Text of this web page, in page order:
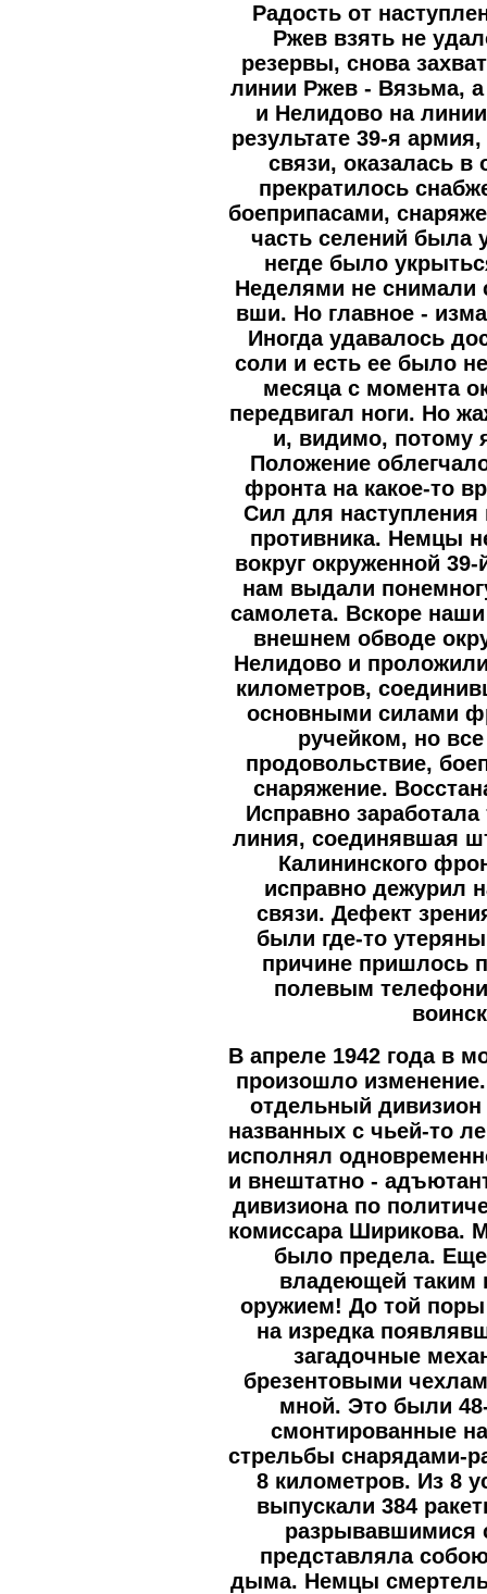
Радость от
Ржев взять не
резервы, снова
линии Ржев - Вязьма,
и Нелидово на
результате 39-я
связи, оказалась
прекратилось
боеприпасами,
часть селений была
негде было
Неделями не снимали
вши. Но главное -
Иногда удавалось
соли и есть ее было
месяца с момента
передвигал ноги. Но
и, видимо, потому
Положение
фронта на какое-то
Сил для наступления
противника. Немцы
вокруг окруженной
нам выдали
самолета. Вскоре
внешнем обводе
Нелидово и
километров,
основными силами
ручейком, но
продовольствие,
снаряжение.
Исправно
линия, соединявшая
Калининского
исправно дежурил
связи. Дефект
были где-то
причине пришлось
полевым
В апреле 1942 года в
произошло
отдельный
названных с чьей-то
исполнял
и внештатно -
дивизиона по
комиссара Ширикова.
было предела.
владеющей таким
оружием! До той
на изредка
загадочные
брезентовыми
мной. Это были
смонтированные
стрельбы снарядами-
8 километров. Из 8
выпускали 384
разрывавшимися
представляла
дыма. Немцы